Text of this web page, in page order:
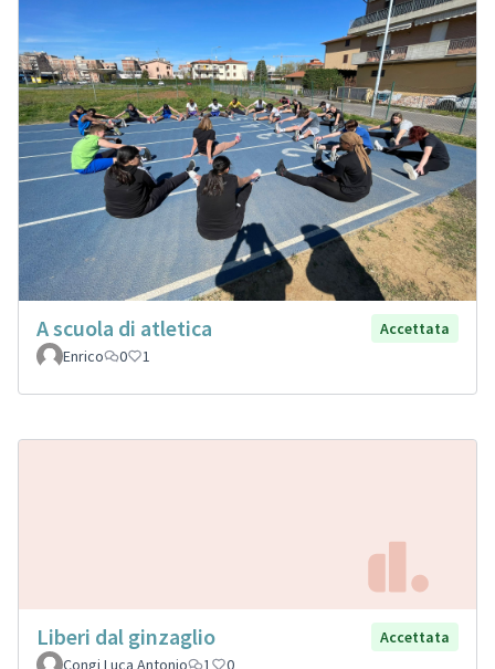
A scuola di atletica
Accettata
Enrico
0 1
Liberi dal ginzaglio
Accettata
Congi Luca Antonio
1 0